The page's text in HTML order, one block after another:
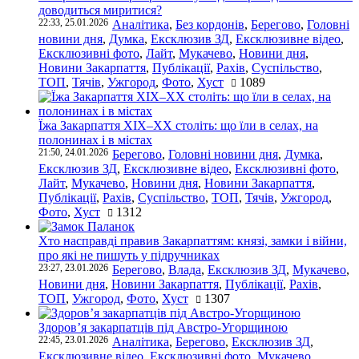
доводиться миритися?
22:33, 25.01.2026 Аналітика, Без кордонів, Берегово, Головні
новини дня, Думка, Ексклюзив ЗД, Ексклюзивне відео,
Ексклюзивні фото, Лайт, Мукачево, Новини дня,
Новини Закарпаття, Публікації, Рахів, Суспільство,
ТОП, Тячів, Ужгород, Фото, Хуст 1089
Їжа Закарпаття ХІХ–ХХ століть: що їли в селах, на
полонинах і в містах
21:50, 24.01.2026 Берегово, Головні новини дня, Думка,
Ексклюзив ЗД, Ексклюзивне відео, Ексклюзивні фото,
Лайт, Мукачево, Новини дня, Новини Закарпаття,
Публікації, Рахів, Суспільство, ТОП, Тячів, Ужгород,
Фото, Хуст 1312
Хто насправді правив Закарпаттям: князі, замки і війни,
про які не пишуть у підручниках
23:27, 23.01.2026 Берегово, Влада, Ексклюзив ЗД, Мукачево,
Новини дня, Новини Закарпаття, Публікації, Рахів,
ТОП, Ужгород, Фото, Хуст 1307
Здоров’я закарпатців під Австро-Угорщиною
22:45, 23.01.2026 Аналітика, Берегово, Ексклюзив ЗД,
Ексклюзивне відео Ексклюзивні фото Мукачево